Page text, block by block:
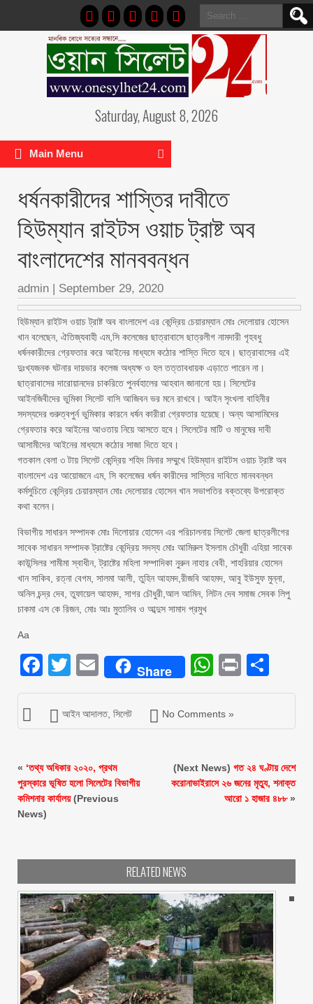
Search
for:
Saturday, August 8, 2026
Main Menu
ধর্ষনকারীদের শাস্তির দাবীতে
হিউম্যান রাইটস ওয়াচ ট্রাষ্ট অব
বাংলাদেশের মানববন্ধন
admin | September 29, 2020
হিউম্যান রাইটস ওয়াচ ট্রাষ্ট অব বাংলাদেশ এর কেন্দ্রিয় চেয়ারম্যান মোঃ দেলোয়ার হোসেন
খান বলেছেন, ঐতিজ্যবাহী এম,সি কলেজের ছাত্রাবাসে ছাত্রলীগ নামদারী গৃহবধু
ধর্ষনকারীদের গ্রেফতার করে আইনের মাধ্যমে কঠোর শাস্তি দিতে হবে। ছাত্রাবাসের এই
দুঃখ্যজনক ঘটনার দায়ভার কলেজ অধ্যক্ষ ও হল তত্তাবধায়ক এড়াতে পারেন না।
ছাত্রাবাসের দারোয়ানদের চাকরিতে পুনর্বহালের আহবান জানানো হয়। সিলেটের
আইনজিবীদের ভুমিকা সিলেট বাসি আজিবন ভর মনে রাখবে। আইন সৃংখলা বাহিনীর
সদস্যদের গুরুত্বপুর্ন ভুমিকার কারনে ধর্ষন কারীরা গ্রেফতার হয়েছে। অন্য আসামিদের
গ্রেফতার করে আইনের আওতায় নিয়ে আসতে হবে। সিলেটের মাটি ও মানুষের দাবী
আসামীদের আইনের মাধ্যমে কঠোর সাজা দিতে হবে।
গতকাল বেলা ৩ টায় সিলেট কেন্দ্রিয় শহিদ মিনার সম্মুখে হিউম্যান রাইটস ওয়াচ ট্রাষ্ট অব
বাংলাদেশ এর আয়োজনে এম, সি কলেজের ধর্ষন কারীদের সাস্তির দাবিতে মানববন্ধন
কর্মসুচিতে কেন্দ্রিয় চেয়ারম্যান মোঃ দেলোয়ার হোসেন খান সভাপতির বক্তব্যে উপরোক্ত
কথা বলেন।
বিভাগীয় সাধারন সম্পাদক মোঃ দিলোয়ার হোসেন এর পরিচালনায় সিলেট জেলা ছাত্রলীগের
সাবেক সাধারন সম্পাদক ট্রাষ্টের কেন্দ্রিয় সদস্য মোঃ আমিরুল ইসলাম চৌধুরী এহিয়া সাবেক
কাউন্সিলর শামীমা স্বাধীন, ট্রাষ্টের মহিলা সম্পাদিকা নুরুন নাহার বেবী, শাহরিয়ার হোসেন
খান সাকিব, রত্না বেগম, সালমা আলী, তুহিন আহমদ,রীজবি আহমদ, আবু ইউসুফ মুন্না,
অনিল চন্দ্র দেব, তুফায়েল আহমদ, সাগর চৌধুরী,আল আমিন, লিটন দেব সমাজ সেবক লিপু
চাকমা এস কে রিজন, মোঃ আঃ মুতালিব ও আব্দুস সামাদ প্রমুখ
Aa
Facebook
Twitter
EmailShare Print
আইন আদালত, সিলেট No Comments »
« ‘তথ্য অধিকার ২০২০, প্রথম
পুরস্কারে ভূষিত হলো সিলেটের বিভাগীয়
কমিশনার কার্যালয়(Previous
News)
(Next News) গত ২৪ ঘণ্টায় দেশে
করোনাভাইরাসে ২৬ জনের মৃত্যু, শনাক্ত
আরো ১ হাজার ৪৮৮»
RELATED NEWS